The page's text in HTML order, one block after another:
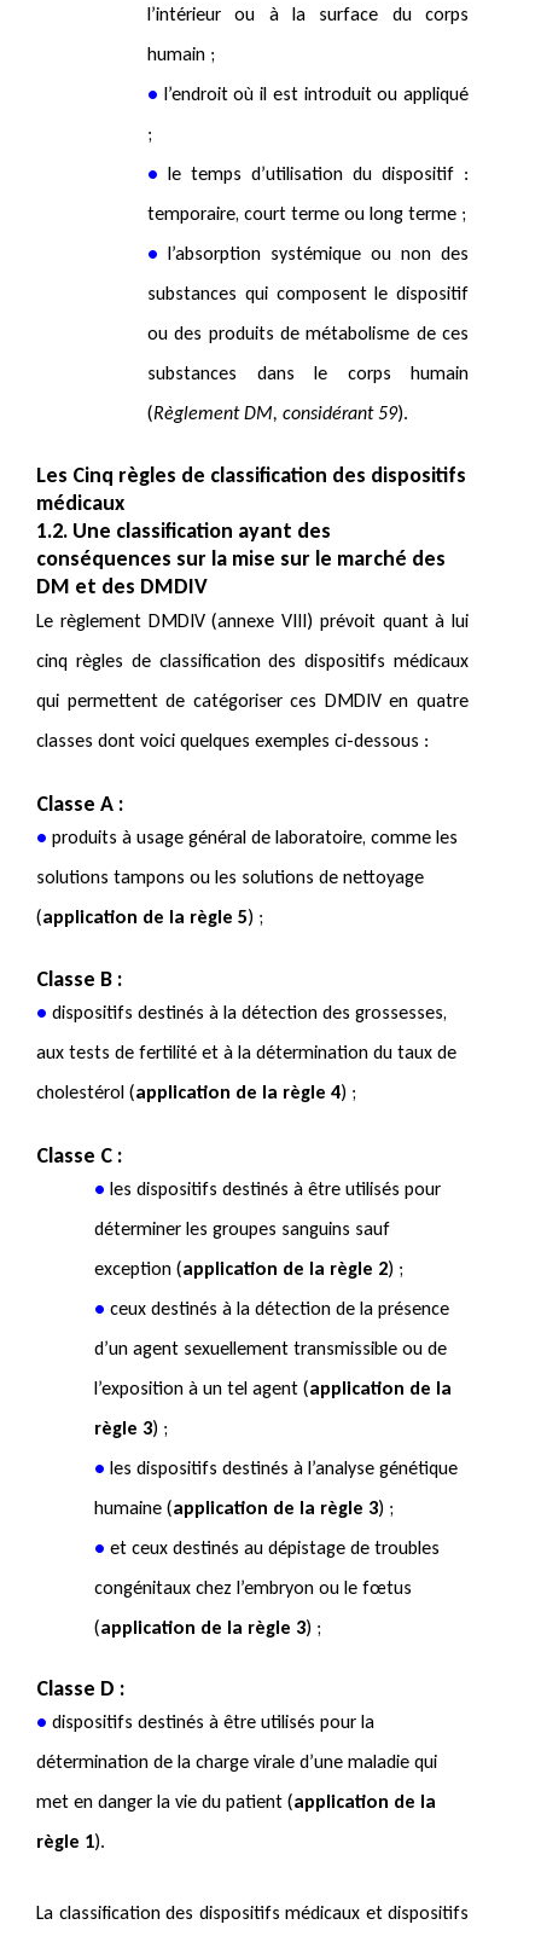
l’intérieur ou à la surface du corps
humain ;
• l’endroit où il est introduit ou appliqué
;
• le temps d’utilisation du dispositif :
temporaire, court terme ou long terme ;
• l’absorption systémique ou non des
substances qui composent le dispositif
ou des produits de métabolisme de ces
substances dans le corps humain
(Règlement DM, considérant 59).
Les Cinq règles de classification des dispositifs
médicaux
1.2. Une classification ayant des
conséquences sur la mise sur le marché des
DM et des DMDIV
Le règlement DMDIV (annexe VIII) prévoit quant à lui
cinq règles de classification des dispositifs médicaux
qui permettent de catégoriser ces DMDIV en quatre
classes dont voici quelques exemples ci-dessous :
Classe A :
• produits à usage général de laboratoire, comme les
solutions tampons ou les solutions de nettoyage
(application de la règle 5) ;
Classe B :
• dispositifs destinés à la détection des grossesses,
aux tests de fertilité et à la détermination du taux de
cholestérol (application de la règle 4) ;
Classe C :
• les dispositifs destinés à être utilisés pour
déterminer les groupes sanguins sauf
exception (application de la règle 2) ;
• ceux destinés à la détection de la présence
d’un agent sexuellement transmissible ou de
l’exposition à un tel agent (application de la
règle 3) ;
• les dispositifs destinés à l’analyse génétique
humaine (application de la règle 3) ;
• et ceux destinés au dépistage de troubles
congénitaux chez l’embryon ou le fœtus
(application de la règle 3) ;
Classe D :
• dispositifs destinés à être utilisés pour la
détermination de la charge virale d’une maladie qui
met en danger la vie du patient (application de la
règle 1).
La classification des dispositifs médicaux et dispositifs